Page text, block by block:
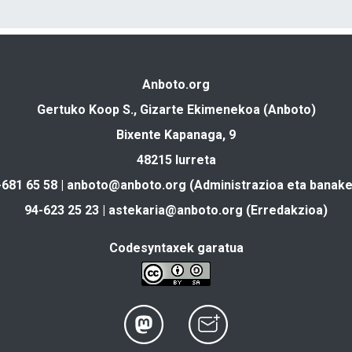
Anboto.org
Gertuko Koop S., Gizarte Ekimenekoa (Anboto)
Bixente Kapanaga, 9
48215 Iurreta
65 58 | anboto@anboto.org (Administrazioa eta
94-623 25 23 | astekaria@anboto.org (Erredakzioa)
Codesyntaxek garatua